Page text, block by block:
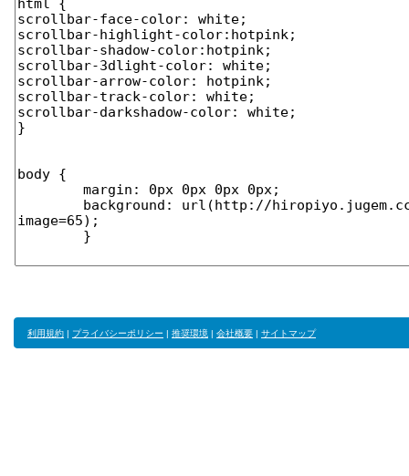
利用規約 | プライバシーポリシー | 推奨環境 | 会社概要 | サイトマップ